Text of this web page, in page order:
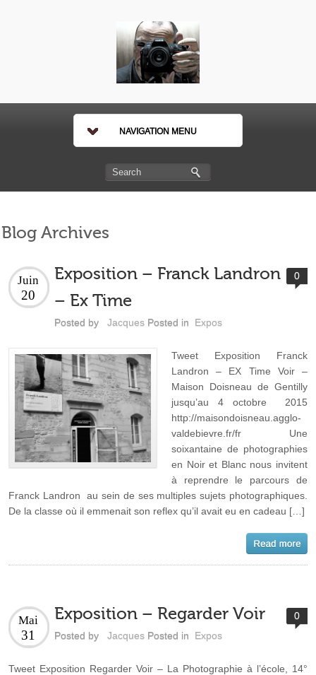
NAVIGATION MENU
Blog Archives
Exposition – Franck Landron
– Ex Time
Juin
20
Posted by Jacques Posted in Expos
0
Tweet Exposition Franck
Landron – EX Time Voir –
Maison Doisneau de Gentilly
jusqu’au 4 octobre 2015
http://maisondoisneau.agglo-
valdebievre.fr/fr Une
soixantaine de photographies
en Noir et Blanc nous invitent
à reprendre le parcours de
Franck Landron au sein de ses multiples sujets photographiques.
De la classe où il emmenait son reflex qu’il avait eu en cadeau […]
Exposition – Regarder Voir
Mai
31 Posted by Jacques Posted in Expos
0
Tweet Exposition Regarder Voir – La Photographie à l’école, 14°